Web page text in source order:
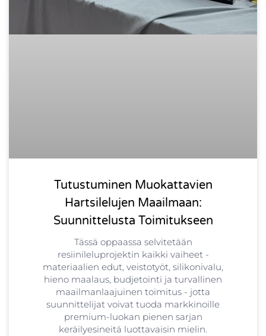
Tutustuminen Muokattavien
Hartsilelujen Maailmaan:
Suunnittelusta Toimitukseen
Tässä oppaassa selvitetään
resiinileluprojektin kaikki vaiheet -
materiaalien edut, veistotyöt, silikonivalu,
hieno maalaus, budjetointi ja turvallinen
maailmanlaajuinen toimitus - jotta
suunnittelijat voivat tuoda markkinoille
premium-luokan pienen sarjan
keräilyesineitä luottavaisin mielin.